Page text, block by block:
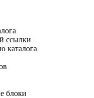
ссылки
каталога
блоки